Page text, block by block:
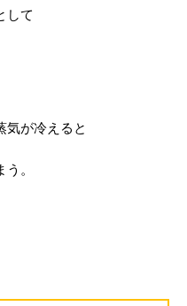
して
気が冷えると
。